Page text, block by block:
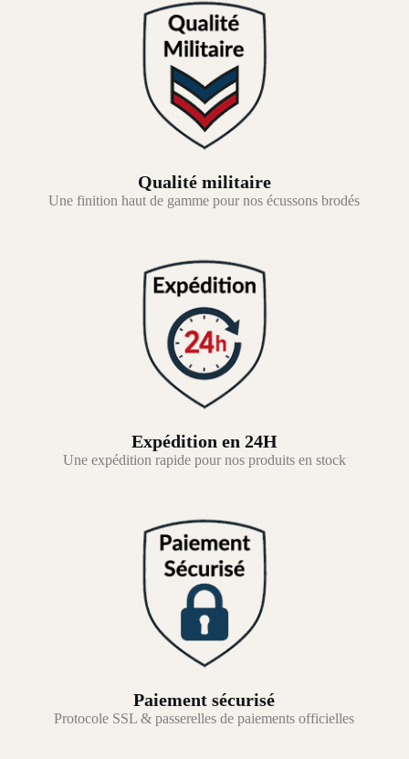
Qualité militaire
Une finition haut de gamme pour nos écussons brodés
Expédition en 24H
Une expédition rapide pour nos produits en stock
Paiement sécurisé
Protocole SSL & passerelles de paiements officielles